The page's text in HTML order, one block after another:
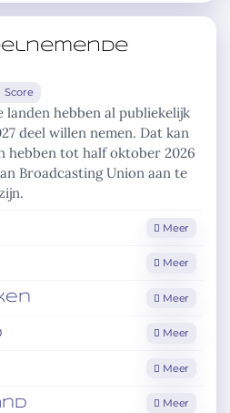
Score
landen hebben al publiekelijk
deel willen nemen. Dat kan
hebben tot half oktober 2026
Broadcasting Union aan te
Meer
Meer
Meer
Meer
Meer
Meer